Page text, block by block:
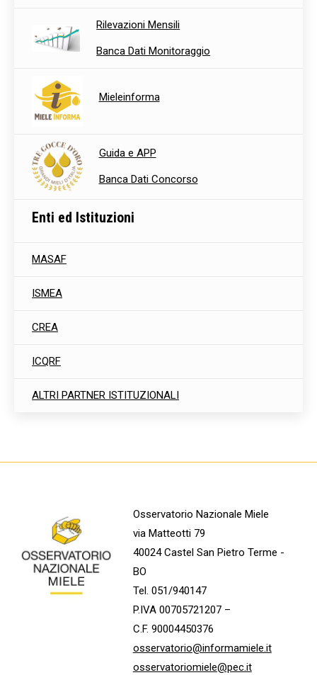
Rilevazioni Mensili
Banca Dati Monitoraggio
Mieleinforma
Guida e APP
Banca Dati Concorso
Enti ed Istituzioni
MASAF
ISMEA
CREA
ICQRF
ALTRI PARTNER ISTITUZIONALI
Osservatorio Nazionale Miele
via Matteotti 79
40024 Castel San Pietro Terme -
BO
Tel. 051/940147
P.IVA 00705721207 –
C.F. 90004450376
osservatorio@informamiele.it
osservatoriomiele@pec.it